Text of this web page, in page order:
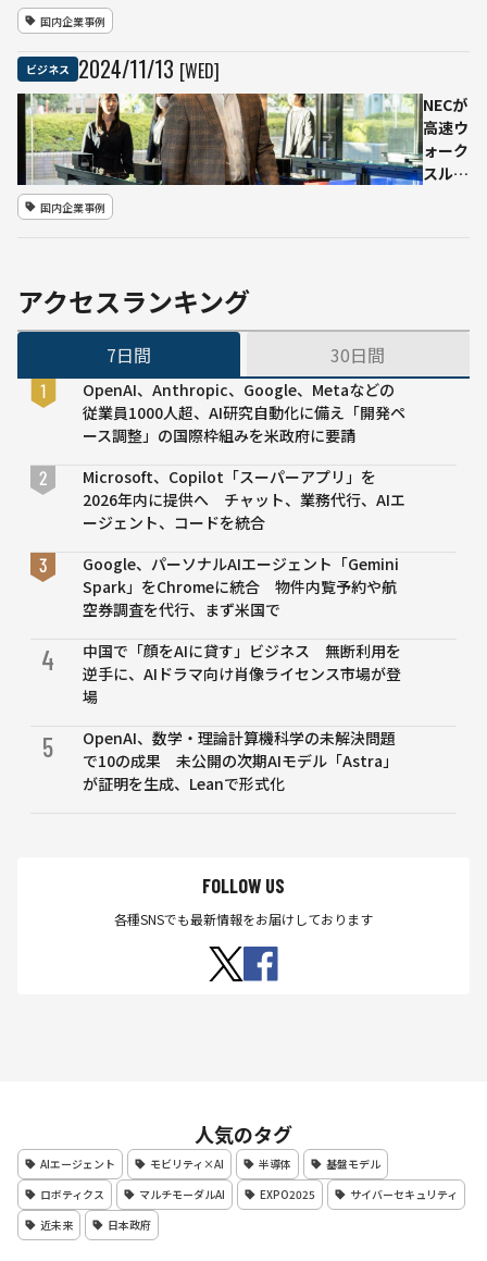
現場
の現
実に
ギャ
NTT、
Fixstars
が新方式
の量子コ
国内企業事例
ビジネス 2024/11/13 [WED]
NECが
高速ウ
ォーク
スルー
ウェ
販売開
国内企業事例
アクセスランキング
7日間 30日間
OpenAI、Anthropic、Google、Metaなどの
従業員1000人超、AI研究自動化に備え「開発ペ
ース調整」の国際枠組みを米政府に要請
Microsoft、Copilot「スーパーアプリ」を
2026年内に提供へ チャット、業務代行、AIエ
ージェント、コードを統合
Google、パーソナルAIエージェント「Gemini
Spark」をChromeに統合 物件内覧予約や航
空券調査を代行、まず米国で
4
中国で「顔をAIに貸す」ビジネス 無断利用を
逆手に、AIドラマ向け肖像ライセンス市場が登
場
5
OpenAI、数学・理論計算機科学の未解決問題
で10の成果 未公開の次期AIモデル「Astra」
が証明を生成、Leanで形式化
FOLLOW US
各種SNSでも最新情報をお届けしております
人気のタグ
AIエージェント モビリティ×AI 半導体
基盤モデル
ロボティクス
マルチモーダルAI EXPO2025
サイバーセキュリティ
近未来
日本政府